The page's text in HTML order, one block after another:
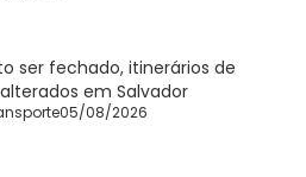
ser fechado, itinerários de
em Salvador
05/08/2026